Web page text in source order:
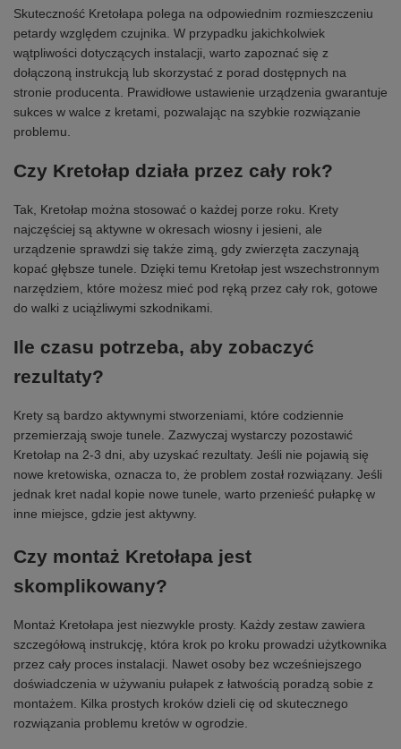
Skuteczność Kretołapa polega na odpowiednim rozmieszczeniu
petardy względem czujnika. W przypadku jakichkolwiek
wątpliwości dotyczących instalacji, warto zapoznać się z
dołączoną instrukcją lub skorzystać z porad dostępnych na
stronie producenta. Prawidłowe ustawienie urządzenia gwarantuje
sukces w walce z kretami, pozwalając na szybkie rozwiązanie
problemu.
Czy Kretołap działa przez cały rok?
Tak, Kretołap można stosować o każdej porze roku. Krety
najczęściej są aktywne w okresach wiosny i jesieni, ale
urządzenie sprawdzi się także zimą, gdy zwierzęta zaczynają
kopać głębsze tunele. Dzięki temu Kretołap jest wszechstronnym
narzędziem, które możesz mieć pod ręką przez cały rok, gotowe
do walki z uciążliwymi szkodnikami.
Ile czasu potrzeba, aby zobaczyć
rezultaty?
Krety są bardzo aktywnymi stworzeniami, które codziennie
przemierzają swoje tunele. Zazwyczaj wystarczy pozostawić
Kretołap na 2-3 dni, aby uzyskać rezultaty. Jeśli nie pojawią się
nowe kretowiska, oznacza to, że problem został rozwiązany. Jeśli
jednak kret nadal kopie nowe tunele, warto przenieść pułapkę w
inne miejsce, gdzie jest aktywny.
Czy montaż Kretołapa jest
skomplikowany?
Montaż Kretołapa jest niezwykle prosty. Każdy zestaw zawiera
szczegółową instrukcję, która krok po kroku prowadzi użytkownika
przez cały proces instalacji. Nawet osoby bez wcześniejszego
doświadczenia w używaniu pułapek z łatwością poradzą sobie z
montażem. Kilka prostych kroków dzieli cię od skutecznego
rozwiązania problemu kretów w ogrodzie.